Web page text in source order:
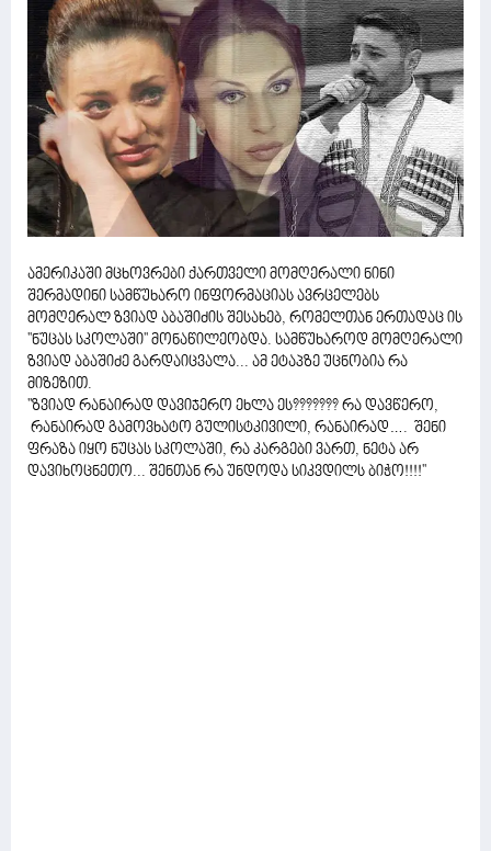
ამერიკაში მცხოვრები ქართველი მომღერალი ნინი
შერმადინი სამწუხარო ინფორმაციას ავრცელებს
მომღერალ ზვიად აბაშიძის შესახებ, რომელთან ერთადაც ის
''ნუცას სკოლაში'' მონაწილეობდა. სამწუხაროდ მომღერალი
ზვიად აბაშიძე გარდაიცვალა... ამ ეტაპზე უცნობია რა
მიზეზით.
''ზვიად რანაირად დავიჯერო ეხლა ეს??????? რა დავწერო,
რანაირად გამოვხატო გულისტკივილი, რანაირად…. შენი
ფრაზა იყო ნუცას სკოლაში, რა კარგები ვართ, ნეტა არ
დავიხოცნეთო... შენთან რა უნდოდა სიკვდილს ბიჭო!!!!''